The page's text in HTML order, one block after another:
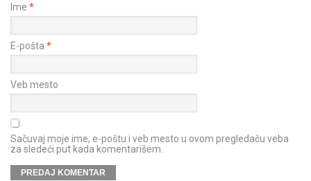
Ime *
E-pošta *
Veb mesto
Sačuvaj moje ime, e-poštu i veb mesto u ovom pregledaču veba
za sledeći put kada komentarišem.